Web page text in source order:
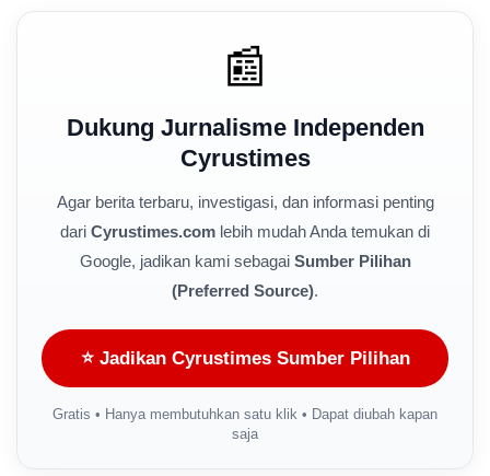
📰
Dukung Jurnalisme Independen
Cyrustimes
Agar berita terbaru, investigasi, dan informasi penting
dari Cyrustimes.com lebih mudah Anda temukan di
Google, jadikan kami sebagai Sumber Pilihan
(Preferred Source).
⭐ Jadikan Cyrustimes Sumber Pilihan
Gratis • Hanya membutuhkan satu klik • Dapat diubah kapan
saja